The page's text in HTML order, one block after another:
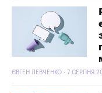
ЄВГЕН ЛЕВЧЕНКО - 7 СЕРПНЯ